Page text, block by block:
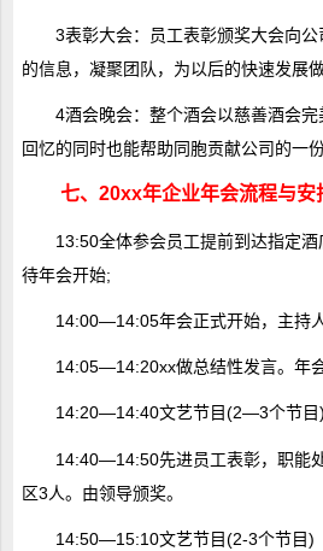
3表彰大会：员工表彰颁奖大会向
的信息，凝聚团队，为以后的快速发展做
4酒会晚会：整个酒会以慈善酒会
回忆的同时也能帮助同胞贡献公司的一份
七、20xx年企业年会流程与安
13:50全体参会员工提前到达指定
待年会开始;
14:00―14:05年会正式开始，主持
14:05―14:20xx做总结性发言。年
14:20―14:40文艺节目(2―3个节目)
14:40―14:50先进员工表彰，职能
区3人。由领导颁奖。
14:50―15:10文艺节目(2-3个节目)